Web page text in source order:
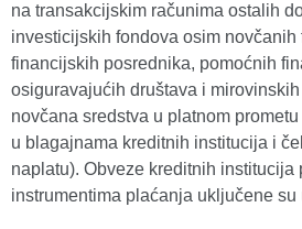
na transakcijskim računima ostalih
investicijskih fondova osim novčanih
financijskih posrednika, pomoćnih
osiguravajućih društava i
novčana sredstva u platnom
u blagajnama kreditnih institucija i
naplatu). Obveze kreditnih institucija
instrumentima plaćanja uključene su